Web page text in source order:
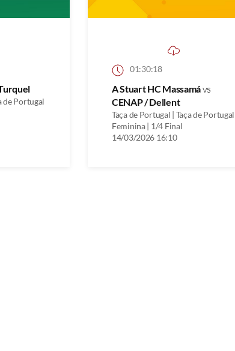
de Portugal
01:30:18
A Stuart HC Massamávs
CENAP / Dellent
Taça de Portugal | Taça de Portugal
Feminina | 1/4 Final
14/03/2026 16:10